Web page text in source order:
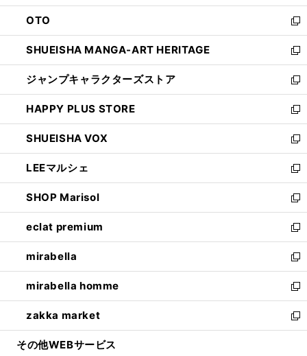
ウ
で
開
く
ン
ド
ウ
で
開
く
OTO
新
し
い
ウ
ィ
ン
ド
ウ
で
開
く
SHUEISHA MANGA-ART HERITAGE
新
し
い
ウ
ィ
ン
ド
ウ
で
開
く
ジャンプキャラクターズストア
新
し
い
ウ
ィ
ン
ド
ウ
で
開
く
HAPPY PLUS STORE
新
し
い
ウ
ィ
ン
ド
ウ
で
開
く
SHUEISHA VOX
新
し
い
ウ
ィ
ン
ド
ウ
で
開
く
LEEマルシェ
新
し
い
ウ
ィ
ン
ド
ウ
で
開
く
SHOP Marisol
新
し
い
ウ
ィ
ン
ド
ウ
で
開
eclat premium
新
し
い
ウ
ィ
ン
ド
ウ
mirabella
新
し
い
ウ
ィ
ン
mirabella homme
新
し
い
ウ
zakka market
新
し
その他WEBサービス